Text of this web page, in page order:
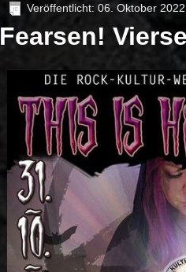
Veröffentlicht: 06. Oktober 2022
Fearsen!